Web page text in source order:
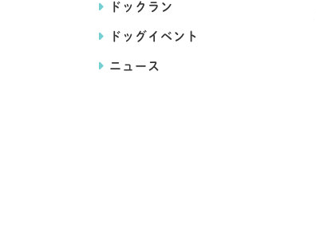
ドックラン
ドッグイベント
ニュース